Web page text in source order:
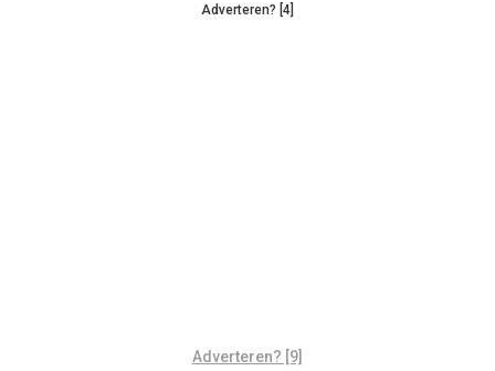
Adverteren? [4]
Adverteren? [9]